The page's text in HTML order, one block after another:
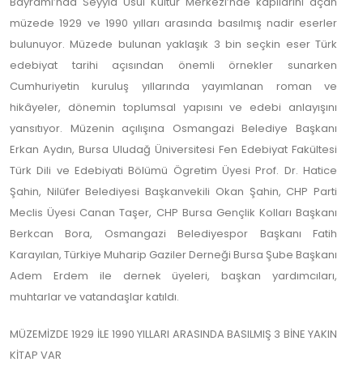
müzede 1929 ve 1990 yılları arasında basılmış nadir eserler
bulunuyor. Müzede bulunan yaklaşık 3 bin seçkin eser Türk
edebiyat tarihi açısından önemli örnekler sunarken
Cumhuriyetin kuruluş yıllarında yayımlanan roman ve
hikâyeler, dönemin toplumsal yapısını ve edebi anlayışını
yansıtıyor. Müzenin açılışına Osmangazi Belediye Başkanı
Erkan Aydın, Bursa Uludağ Üniversitesi Fen Edebiyat Fakültesi
Türk Dili ve Edebiyati Bölümü Ögretim Üyesi Prof. Dr. Hatice
Şahin, Nilüfer Belediyesi Başkanvekili Okan Şahin, CHP Parti
Meclis Üyesi Canan Taşer, CHP Bursa Gençlik Kolları Başkanı
Berkcan Bora, Osmangazi Belediyespor Başkanı Fatih
Karayılan, Türkiye Muharip Gaziler Derneği Bursa Şube Başkanı
Adem Erdem ile dernek üyeleri, başkan yardımcıları,
muhtarlar ve vatandaşlar katıldı.
MÜZEMİZDE 1929 İLE 1990 YILLARI ARASINDA BASILMIŞ 3 BİNE YAKIN
KİTAP VAR